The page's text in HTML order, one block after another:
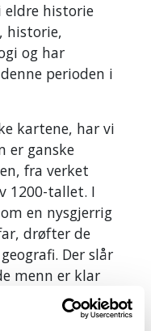
eldre historie
historie,
og har
perioden i
kartene, har vi
er ganske
fra verket
1200-tallet. I
en nysgjerrig
drøfter de
Der slår
menn er klar
– blant annet
ikke finnes på